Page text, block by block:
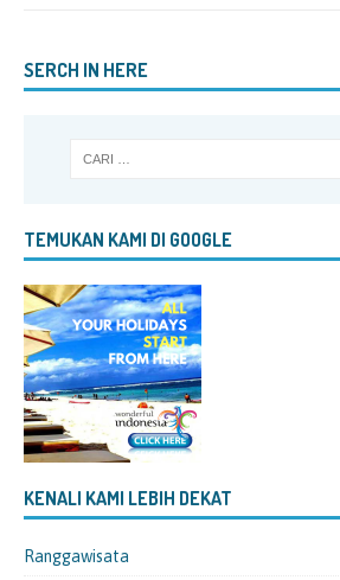
SERCH IN HERE
TEMUKAN KAMI DI GOOGLE
KENALI KAMI LEBIH DEKAT
Ranggawisata